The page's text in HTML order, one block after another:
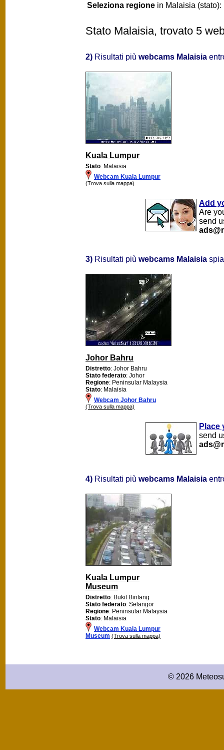
Seleziona regione in Malaisia (stato):
Stato Malaisia, trovato 5
2) Risultati più webcams Malaisia
Kuala Lumpur
Stato: Malaisia
Webcam Kuala Lumpur
(Trova sulla mappa)
Add
Are
send
3) Risultati più webcams Malaisia
Johor Bahru
Distretto: Johor Bahru
Stato federato: Johor
Regione: Peninsular Malaysia
Stato: Malaisia
Webcam Johor Bahru
(Trova sulla mappa)
Place
send
4) Risultati più webcams Malaisia
Kuala Lumpur
Museum
Distretto: Bukit Bintang
Stato federato: Selangor
Regione: Peninsular Malaysia
Stato: Malaisia
Webcam Kuala Lumpur
Museum (Trova sulla mappa)
© 2026